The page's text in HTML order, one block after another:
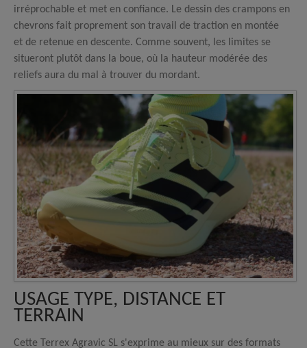
irréprochable et met en confiance. Le dessin des crampons en
chevrons fait proprement son travail de traction en montée
et de retenue en descente. Comme souvent, les limites se
situeront plutôt dans la boue, où la hauteur modérée des
reliefs aura du mal à trouver du mordant.
USAGE TYPE, DISTANCE ET
TERRAIN
Cette Terrex Agravic SL s'exprime au mieux sur des formats